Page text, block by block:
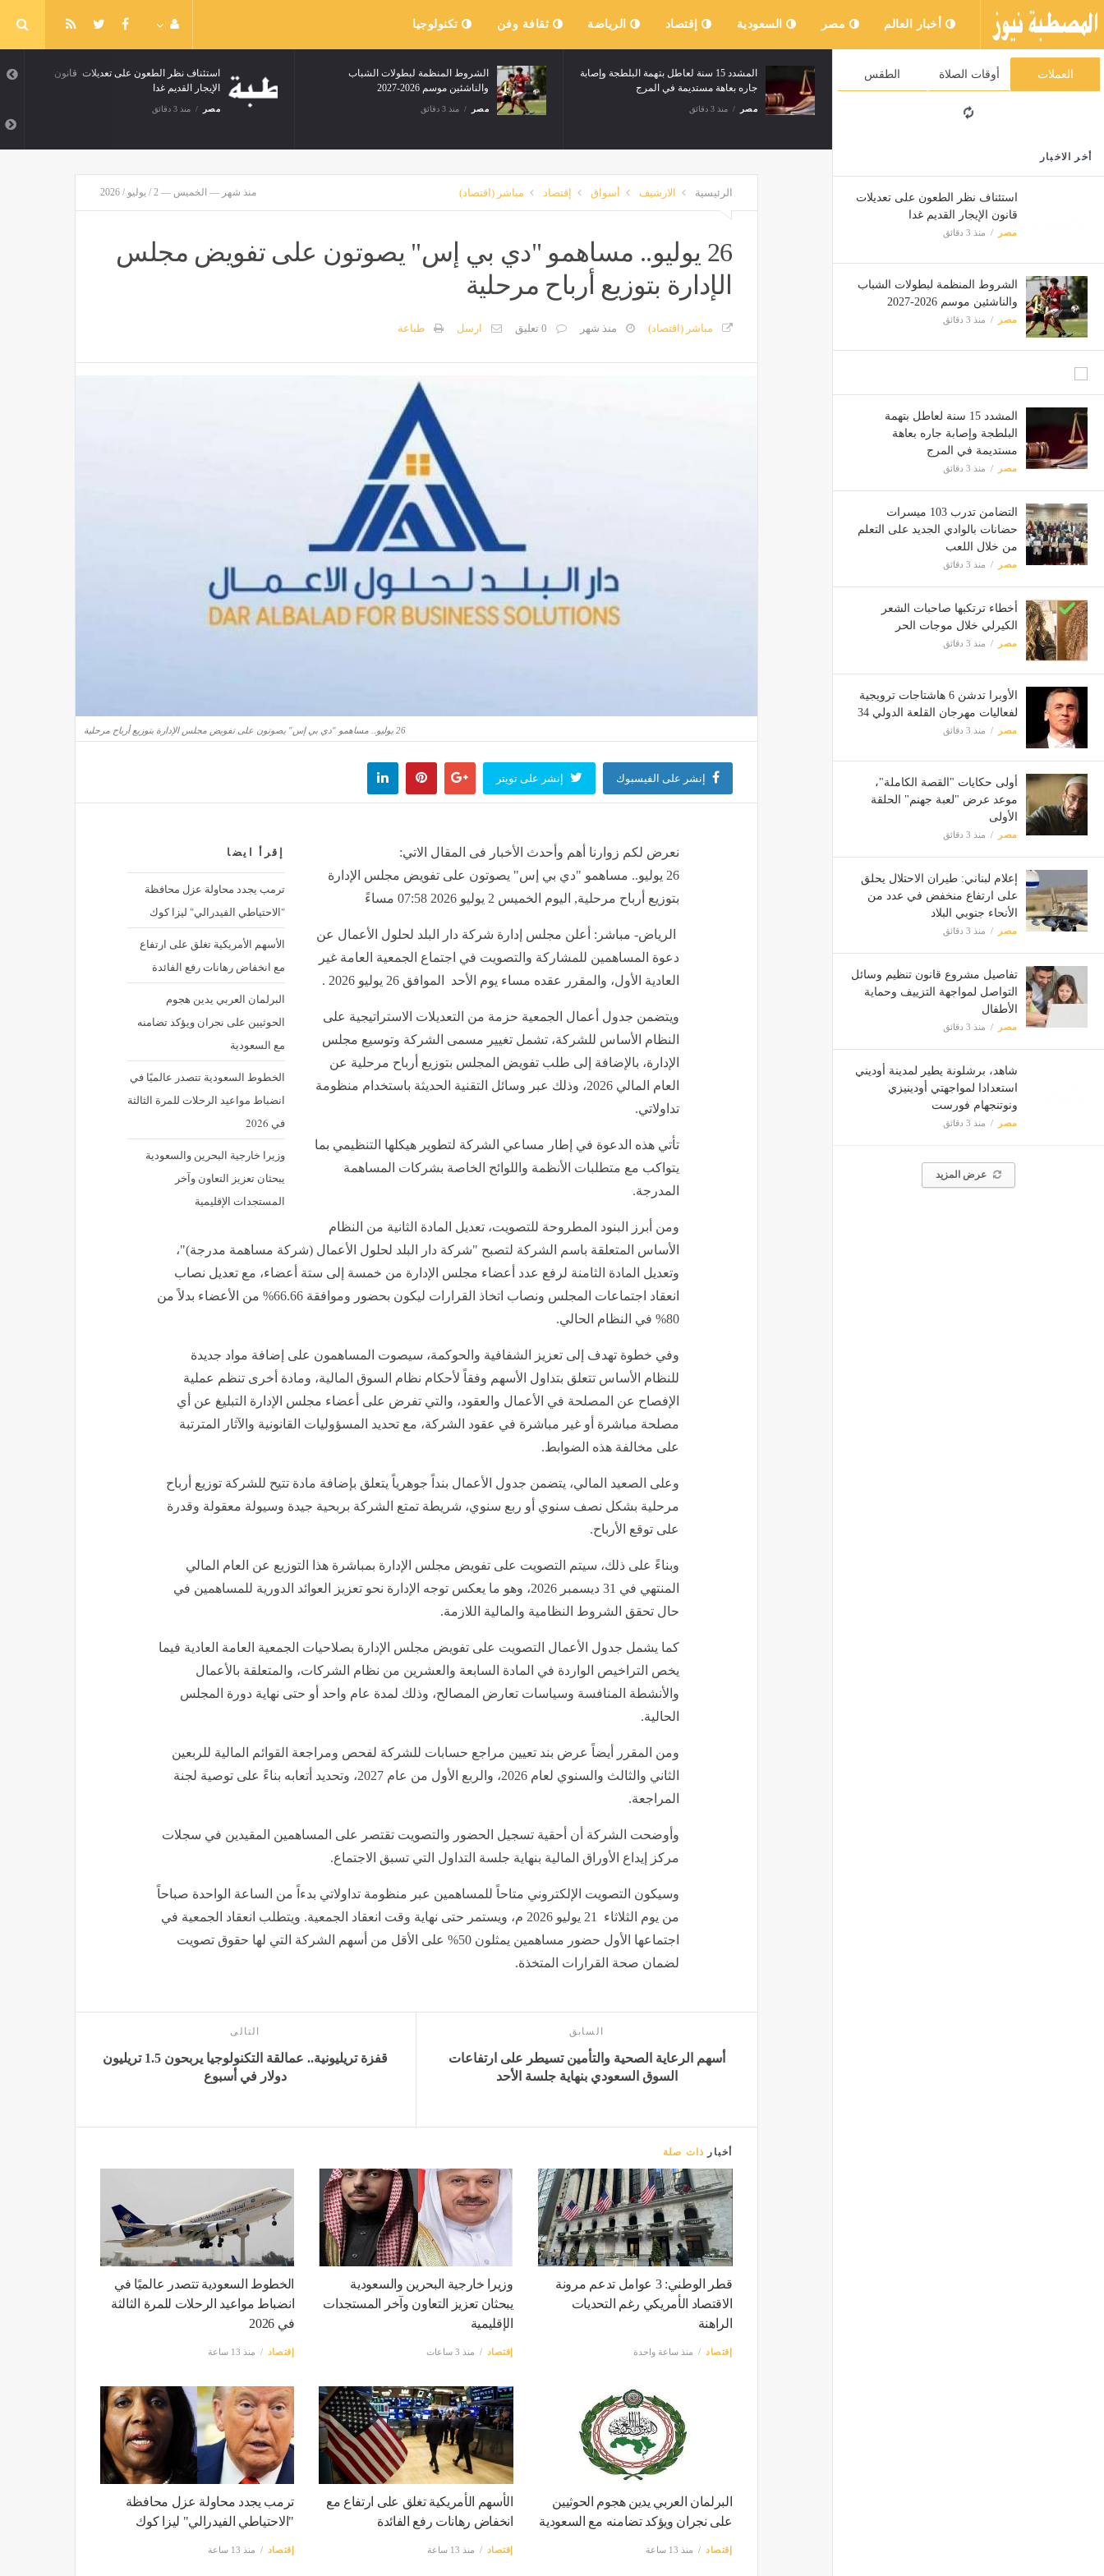
أخبار العالم مصر السعودية إقتصاد الرياضة ثقافة وفن تكنولوجيا
العملات أوقات الصلاة الطقس
أخر الاخبار
استئناف نظر الطعون على تعديلات
قانون الإيجار القديم غدا
مصر منذ 3 دقائق
الشروط المنظمة لبطولات الشباب
والناشئين موسم 2026-2027
مصر منذ 3 دقائق
المشدد 15 سنة لعاطل بتهمة
البلطجة وإصابة جاره بعاهة
مستديمة في المرج
مصر منذ 3 دقائق
التضامن تدرب 103 ميسرات
حضانات بالوادي الجديد على التعلم
من خلال اللعب
مصر منذ 3 دقائق
أخطاء ترتكبها صاحبات الشعر
الكيرلي خلال موجات الحر
مصر منذ 3 دقائق
الأوبرا تدشن 6 هاشتاجات ترويجية
لفعاليات مهرجان القلعة الدولي 34
مصر منذ 3 دقائق
أولى حكايات "القصة الكاملة"،
موعد عرض "لعبة جهنم" الحلقة
الأولى
مصر منذ 3 دقائق
إعلام لبناني: طيران الاحتلال يحلق
على ارتفاع منخفض في عدد من
الأنحاء جنوبي البلاد
مصر منذ 3 دقائق
تفاصيل مشروع قانون تنظيم وسائل
التواصل لمواجهة التزييف وحماية
الأطفال
مصر منذ 3 دقائق
شاهد، برشلونة يطير لمدينة أوديني
استعدادا لمواجهتي أودينيزي
ونوتنجهام فورست
مصر منذ 3 دقائق
عرض المزيد
استئناف نظر الطعون على تعديلات قانون
الإيجار القديم غدا
مصر منذ 3 دقائق
الشروط المنظمة لبطولات الشباب
والناشئين موسم 2026-2027
مصر منذ 3 دقائق
المشدد 15 سنة لعاطل بتهمة البلطجة وإصابة
جاره بعاهة مستديمة في المرج
مصر منذ 3 دقائق
التضامن تدرب 103 ميسرات حضانات بالوادي
الجديد على التعلم من خلال اللعب
الرئيسية الارشيف أسواق إقتصاد مباشر (اقتصاد) منذ شهر — الخميس — 2 / يوليو / 2026
26 يوليو.. مساهمو "دي بي إس" يصوتون على تفويض مجلس
الإدارة بتوزيع أرباح مرحلية
مباشر (اقتصاد) منذ شهر 0 تعليق ارسل طباعة
26 يوليو.. مساهمو "دي بي إس" يصوتون على تفويض مجلس الإدارة بتوزيع أرباح مرحلية
إنشر على الفيسبوك إنشر على تويتر
إقرأ ايضا
ترمب يجدد محاولة عزل محافظة
"الاحتياطي الفيدرالي" ليزا كوك
الأسهم الأمريكية تغلق على ارتفاع
مع انخفاض رهانات رفع الفائدة
البرلمان العربي يدين هجوم
الحوثيين على نجران ويؤكد تضامنه
مع السعودية
الخطوط السعودية تتصدر عالميًا في
انضباط مواعيد الرحلات للمرة الثالثة
في 2026
وزيرا خارجية البحرين والسعودية
يبحثان تعزيز التعاون وآخر
المستجدات الإقليمية
نعرض لكم زوارنا أهم وأحدث الأخبار فى المقال الاتي:
26 يوليو.. مساهمو "دي بي إس" يصوتون على تفويض مجلس الإدارة
بتوزيع أرباح مرحلية, اليوم الخميس 2 يوليو 2026 07:58 مساءً
الرياض- مباشر: أعلن مجلس إدارة شركة دار البلد لحلول الأعمال عن
دعوة المساهمين للمشاركة والتصويت في اجتماع الجمعية العامة غير
العادية الأول، والمقرر عقده مساء يوم الأحد الموافق 26 يوليو 2026 .
ويتضمن جدول أعمال الجمعية حزمة من التعديلات الاستراتيجية على
النظام الأساس للشركة، تشمل تغيير مسمى الشركة وتوسيع مجلس
الإدارة، بالإضافة إلى طلب تفويض المجلس بتوزيع أرباح مرحلية عن
العام المالي 2026، وذلك عبر وسائل التقنية الحديثة باستخدام منظومة
تداولاتي.
تأتي هذه الدعوة في إطار مساعي الشركة لتطوير هيكلها التنظيمي بما
يتواكب مع متطلبات الأنظمة واللوائح الخاصة بشركات المساهمة
المدرجة.
ومن أبرز البنود المطروحة للتصويت، تعديل المادة الثانية من النظام
الأساس المتعلقة باسم الشركة لتصبح "شركة دار البلد لحلول الأعمال (شركة مساهمة مدرجة)"،
وتعديل المادة الثامنة لرفع عدد أعضاء مجلس الإدارة من خمسة إلى ستة أعضاء، مع تعديل نصاب
انعقاد اجتماعات المجلس ونصاب اتخاذ القرارات ليكون بحضور وموافقة 66.66% من الأعضاء بدلاً من
80% في النظام الحالي.
وفي خطوة تهدف إلى تعزيز الشفافية والحوكمة، سيصوت المساهمون على إضافة مواد جديدة
للنظام الأساس تتعلق بتداول الأسهم وفقاً لأحكام نظام السوق المالية، ومادة أخرى تنظم عملية
الإفصاح عن المصلحة في الأعمال والعقود، والتي تفرض على أعضاء مجلس الإدارة التبليغ عن أي
مصلحة مباشرة أو غير مباشرة في عقود الشركة، مع تحديد المسؤوليات القانونية والآثار المترتبة
على مخالفة هذه الضوابط.
وعلى الصعيد المالي، يتضمن جدول الأعمال بنداً جوهرياً يتعلق بإضافة مادة تتيح للشركة توزيع أرباح
مرحلية بشكل نصف سنوي أو ربع سنوي، شريطة تمتع الشركة بربحية جيدة وسيولة معقولة وقدرة
على توقع الأرباح.
وبناءً على ذلك، سيتم التصويت على تفويض مجلس الإدارة بمباشرة هذا التوزيع عن العام المالي
المنتهي في 31 ديسمبر 2026، وهو ما يعكس توجه الإدارة نحو تعزيز العوائد الدورية للمساهمين في
حال تحقق الشروط النظامية والمالية اللازمة.
كما يشمل جدول الأعمال التصويت على تفويض مجلس الإدارة بصلاحيات الجمعية العامة العادية فيما
يخص التراخيص الواردة في المادة السابعة والعشرين من نظام الشركات، والمتعلقة بالأعمال
والأنشطة المنافسة وسياسات تعارض المصالح، وذلك لمدة عام واحد أو حتى نهاية دورة المجلس
الحالية.
ومن المقرر أيضاً عرض بند تعيين مراجع حسابات للشركة لفحص ومراجعة القوائم المالية للربعين
الثاني والثالث والسنوي لعام 2026، والربع الأول من عام 2027، وتحديد أتعابه بناءً على توصية لجنة
المراجعة.
وأوضحت الشركة أن أحقية تسجيل الحضور والتصويت تقتصر على المساهمين المقيدين في سجلات
مركز إيداع الأوراق المالية بنهاية جلسة التداول التي تسبق الاجتماع.
وسيكون التصويت الإلكتروني متاحاً للمساهمين عبر منظومة تداولاتي بدءاً من الساعة الواحدة صباحاً
من يوم الثلاثاء 21 يوليو 2026 م، ويستمر حتى نهاية وقت انعقاد الجمعية. ويتطلب انعقاد الجمعية في
اجتماعها الأول حضور مساهمين يمثلون 50% على الأقل من أسهم الشركة التي لها حقوق تصويت
لضمان صحة القرارات المتخذة.
السابق
أسهم الرعاية الصحية والتأمين تسيطر على ارتفاعات
السوق السعودي بنهاية جلسة الأحد
التالى
قفزة تريليونية.. عمالقة التكنولوجيا يربحون 1.5 تريليون
دولار في أسبوع
أخبار ذات صلة
قطر الوطني: 3 عوامل تدعم مرونة
الاقتصاد الأمريكي رغم التحديات
الراهنة
إقتصاد منذ ساعة واحدة
وزيرا خارجية البحرين والسعودية
يبحثان تعزيز التعاون وآخر المستجدات
الإقليمية
إقتصاد منذ 3 ساعات
الخطوط السعودية تتصدر عالميًا في
انضباط مواعيد الرحلات للمرة الثالثة
في 2026
إقتصاد منذ 13 ساعة
البرلمان العربي يدين هجوم الحوثيين
على نجران ويؤكد تضامنه مع السعودية
إقتصاد منذ 13 ساعة
الأسهم الأمريكية تغلق على ارتفاع مع
انخفاض رهانات رفع الفائدة
إقتصاد منذ 13 ساعة
ترمب يجدد محاولة عزل محافظة
"الاحتياطي الفيدرالي" ليزا كوك
إقتصاد منذ 13 ساعة